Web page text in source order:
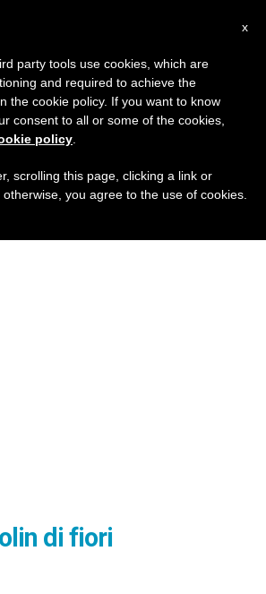
di fiori
x
party tools use cookies, which are
and required to achieve the
the cookie policy. If you want to know
consent to all or some of the cookies,
policy
scrolling this page, clicking a link or
you agree to the use of cookies.